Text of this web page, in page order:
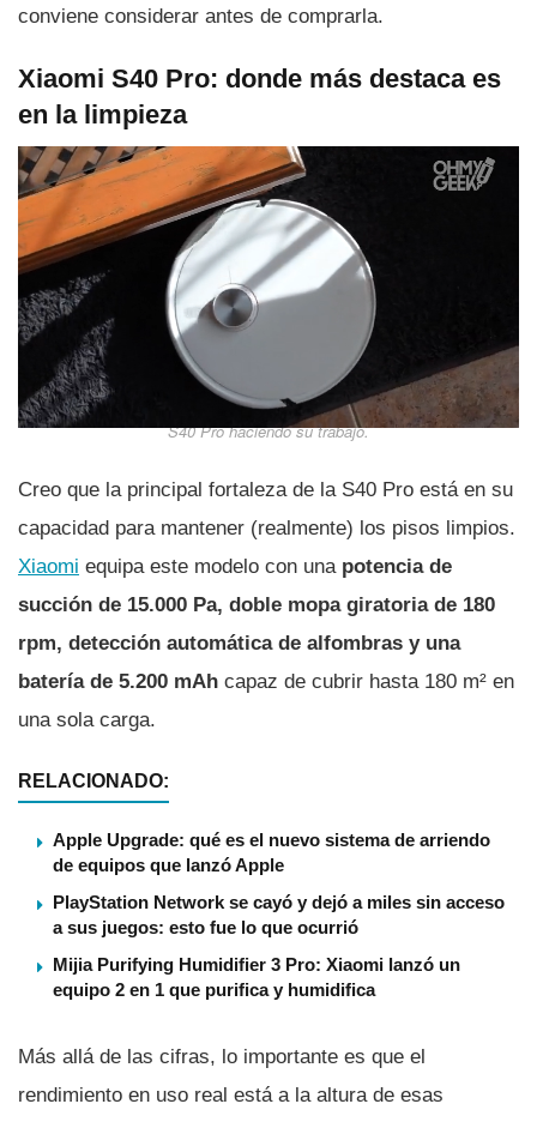
conviene considerar antes de comprarla.
Xiaomi S40 Pro: donde más destaca es
en la limpieza
S40 Pro haciendo su trabajo.
Creo que la principal fortaleza de la S40 Pro está en su
capacidad para mantener (realmente) los pisos limpios.
Xiaomi equipa este modelo con una potencia de
succión de 15.000 Pa, doble mopa giratoria de 180
rpm, detección automática de alfombras y una
batería de 5.200 mAh capaz de cubrir hasta 180 m² en
una sola carga.
RELACIONADO:
Apple Upgrade: qué es el nuevo sistema de arriendo
de equipos que lanzó Apple
PlayStation Network se cayó y dejó a miles sin acceso
a sus juegos: esto fue lo que ocurrió
Mijia Purifying Humidifier 3 Pro: Xiaomi lanzó un
equipo 2 en 1 que purifica y humidifica
Más allá de las cifras, lo importante es que el
rendimiento en uso real está a la altura de esas